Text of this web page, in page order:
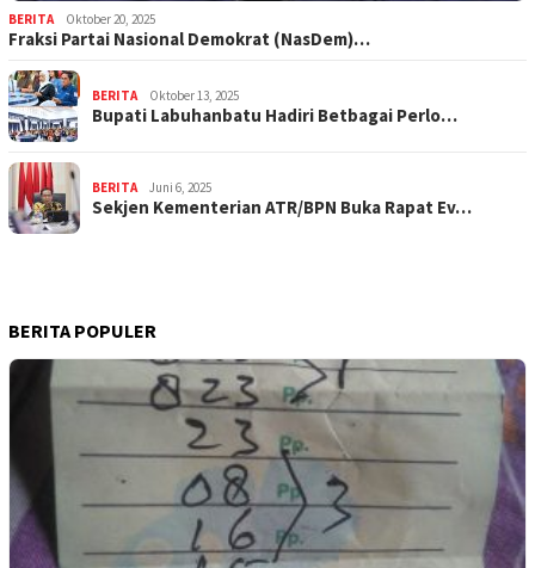
BERITA Oktober 20, 2025
Fraksi Partai Nasional Demokrat (NasDem)…
BERITA Oktober 13, 2025
Bupati Labuhanbatu Hadiri Betbagai Perlo…
BERITA Juni 6, 2025
Sekjen Kementerian ATR/BPN Buka Rapat Ev…
BERITA POPULER